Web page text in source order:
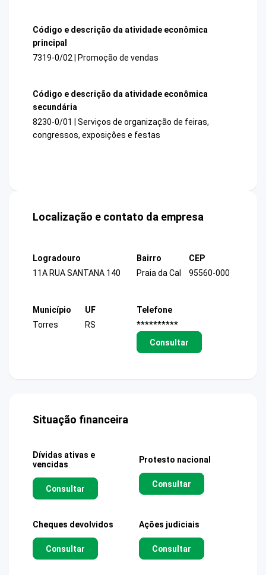
Código e descrição da atividade econômica
principal
7319-0/02 | Promoção de vendas
Código e descrição da atividade econômica
secundária
8230-0/01 | Serviços de organização de feiras,
congressos, exposições e festas
Localização e contato da empresa
Logradouro
11A RUA SANTANA 140
Bairro
Praia da Cal
CEP
95560-000
Município
Torres
UF
RS
Telefone
**********
Consultar
Situação financeira
Dívidas ativas e
vencidas
Consultar
Protesto nacional
Consultar
Cheques devolvidos
Consultar
Ações judiciais
Consultar